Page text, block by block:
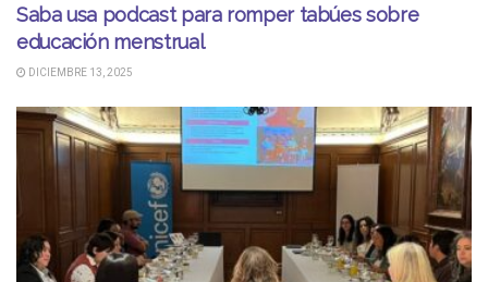
Saba usa podcast para romper tabúes sobre
educación menstrual
DICIEMBRE 13, 2025